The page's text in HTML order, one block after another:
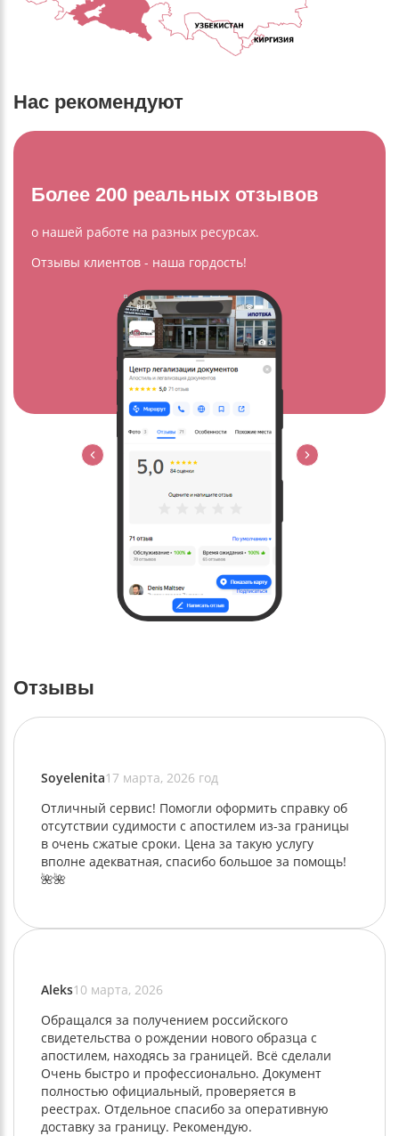
Нас рекомендуют
Более 200 реальных отзывов
о нашей работе на разных ресурсах.
Отзывы клиентов - наша гордость!
Отзывы
Soyelenita17 марта, 2026 год
Отличный сервис! Помогли оформить справку об
отсутствии судимости с апостилем из-за границы
в очень сжатые сроки. Цена за такую услугу
вполне адекватная, спасибо большое за помощь!
🌺🌺
Aleks10 марта, 2026
Обращался за получением российского
свидетельства о рождении нового образца с
апостилем, находясь за границей. Всё сделали
Очень быстро и профессионально. Документ
полностью официальный, проверяется в
реестрах. Отдельное спасибо за оперативную
доставку за границу. Рекомендую.